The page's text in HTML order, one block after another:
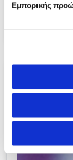
Εμπορικής